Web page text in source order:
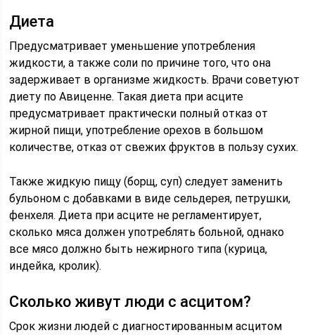
Диета
Предусматривает уменьшение употребления
жидкости, а также соли по причине того, что она
задерживает в организме жидкость. Врачи советуют
диету по Авиценне. Такая диета при асците
предусматривает практически полный отказ от
жирной пищи, употребление орехов в большом
количестве, отказ от свежих фруктов в пользу сухих.
Также жидкую пищу (борщ, суп) следует заменить
бульоном с добавками в виде сельдерея, петрушки,
фенхеля. Диета при асците не регламентирует,
сколько мяса должен употреблять больной, однако
все мясо должно быть нежирного типа (курица,
индейка, кролик).
Сколько живут люди с асцитом?
Срок жизни людей с диагностированным асцитом